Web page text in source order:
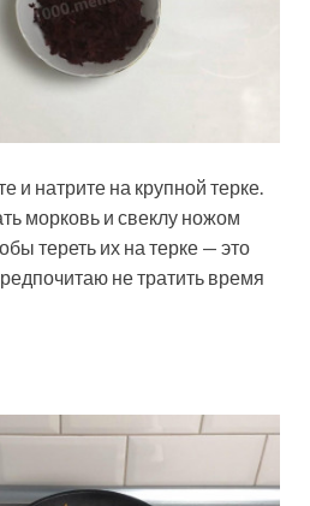
и натрите на крупной терке.
морковь и свеклу ножом
тереть их на терке — это
не тратить время